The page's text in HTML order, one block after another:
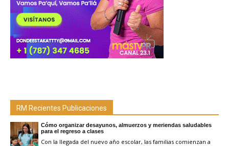
RM Recientes Publicaciones
Cómo organizar desayunos, almuerzos y meriendas saludables
para el regreso a clases
Con la llegada del nuevo año escolar, las familias comienzan a